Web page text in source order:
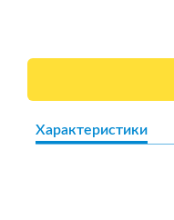
Характеристики